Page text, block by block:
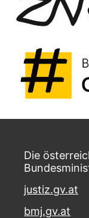
Die
justiz.gv.at
bmj.gv.at